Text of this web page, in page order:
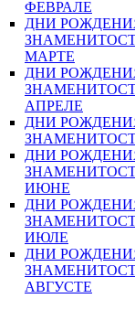
ФЕВРАЛЕ
ДНИ
МАРТЕ
ДНИ
АПРЕЛЕ
ДНИ
ДНИ
ИЮНЕ
ДНИ
ИЮЛЕ
ДНИ
АВГУСТЕ